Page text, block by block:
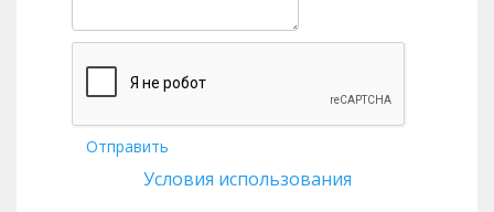
Отправить
Условия использования